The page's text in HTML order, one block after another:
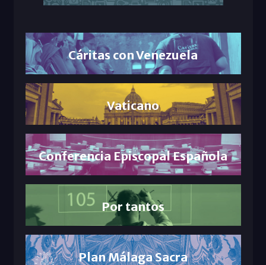
Cáritas con Venezuela
Vaticano
Conferencia Episcopal Española
Por tantos
Plan Málaga Sacra